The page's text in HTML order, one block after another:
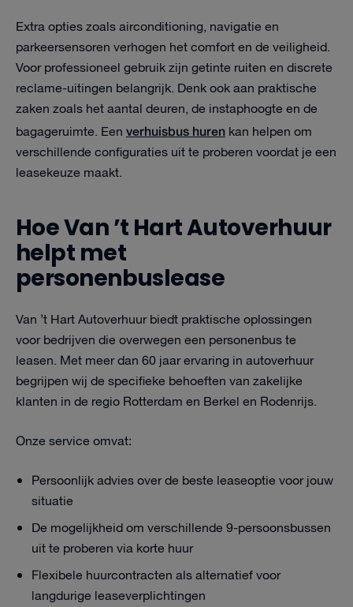
Extra opties zoals airconditioning, navigatie en
parkeersensoren verhogen het comfort en de veiligheid.
Voor professioneel gebruik zijn getinte ruiten en discrete
reclame-uitingen belangrijk. Denk ook aan praktische
zaken zoals het aantal deuren, de instaphoogte en de
bagageruimte. Een verhuisbus huren kan helpen om
verschillende configuraties uit te proberen voordat je een
leasekeuze maakt.
Hoe Van ’t Hart Autoverhuur
helpt met
personenbuslease
Van ’t Hart Autoverhuur biedt praktische oplossingen
voor bedrijven die overwegen een personenbus te
leasen. Met meer dan 60 jaar ervaring in autoverhuur
begrijpen wij de specifieke behoeften van zakelijke
klanten in de regio Rotterdam en Berkel en Rodenrijs.
Onze service omvat:
Persoonlijk advies over de beste leaseoptie voor jouw
situatie
De mogelijkheid om verschillende 9-persoonsbussen
uit te proberen via korte huur
Flexibele huurcontracten als alternatief voor
langdurige leaseverplichtingen